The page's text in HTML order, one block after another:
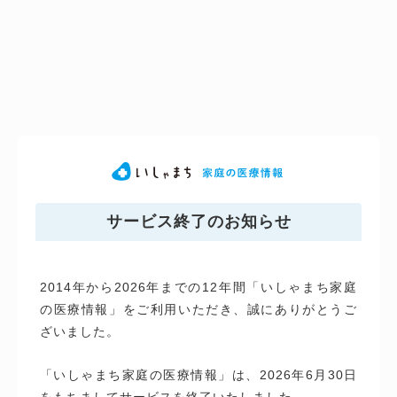
サービス終了のお知らせ
2014年から2026年までの12年間「いしゃまち家庭
の医療情報」をご利用いただき、誠にありがとうご
ざいました。
「いしゃまち家庭の医療情報」は、2026年6月30日